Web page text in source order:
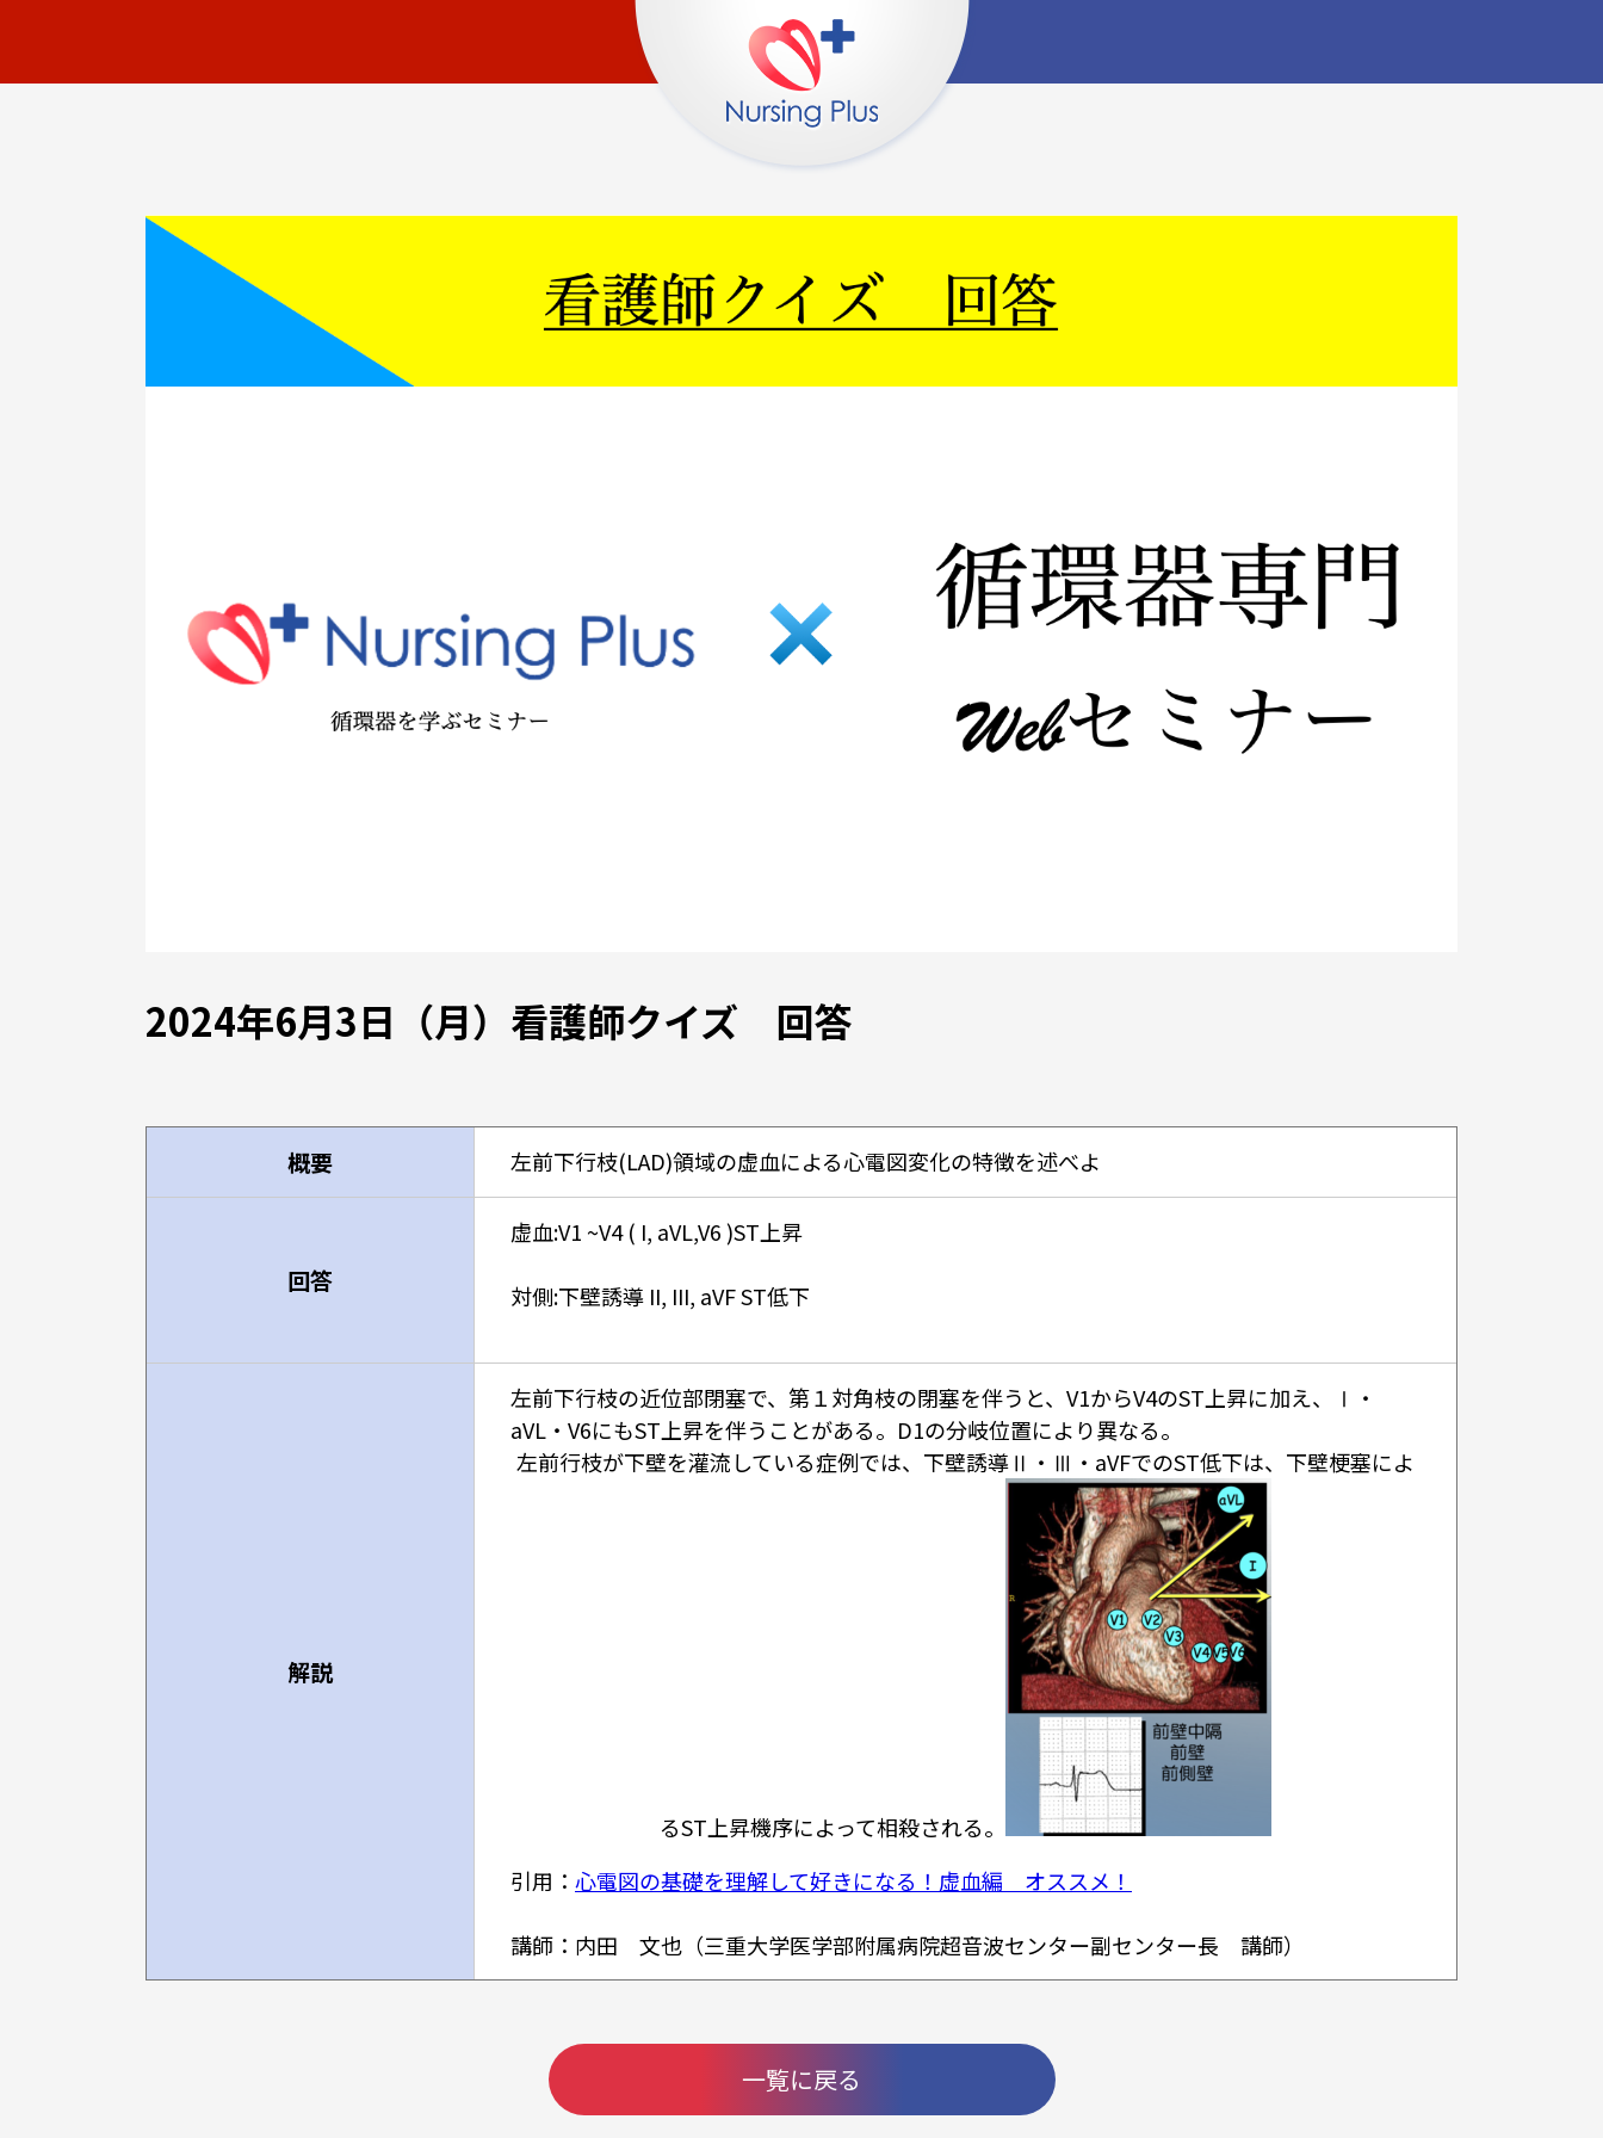
2024年6月3日（月）看護師クイズ 回答
概要 左前下行枝(LAD)領域の虚血による心電図変化の特徴を述べよ
回答
虚血:V1 ~V4 ( I, aVL,V6 )ST上昇
対側:下壁誘導 II, III, aVF ST低下
解説
左前下行枝の近位部閉塞で、第１対角枝の閉塞を伴うと、V1からV4のST上昇に加え、Ⅰ・
aVL・V6にもST上昇を伴うことがある。D1の分岐位置により異なる。
左前行枝が下壁を灌流している症例では、下壁誘導Ⅱ・Ⅲ・aVFでのST低下は、下壁梗塞によ
るST上昇機序によって相殺される。
引用： 心電図の基礎を理解して好きになる！虚血編 オススメ！
講師：内田 文也（三重大学医学部附属病院超音波センター副センター長 講師）
一覧に戻る